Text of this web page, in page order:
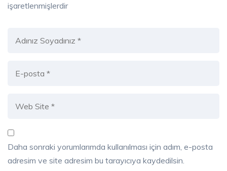
işaretlenmişlerdir
Daha sonraki yorumlarımda kullanılması için adım, e-posta
adresim ve site adresim bu tarayıcıya kaydedilsin.